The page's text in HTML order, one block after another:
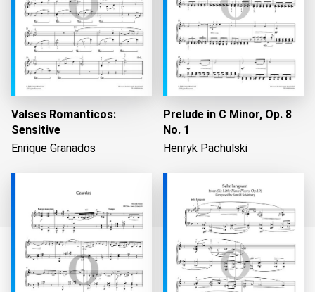
Valses Romanticos:
Sensitive
Enrique Granados
Prelude in C Minor, Op. 8
No. 1
Henryk Pachulski